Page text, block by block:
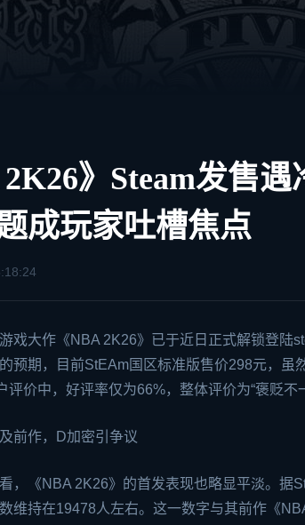
2K26》Steam发售
成玩家吐槽焦点
戏大作《NBA 2K26》已于近日正式解锁登陆
预期，目前StEAm国区标准版售价298元，虽
评价中，好评率仅为66%，整体评价为“褒贬不一
前作，D加密引争议
，《NBA 2K26》的首发表现也略显平淡。据
维持在19478人左右。这一数字与其前作《